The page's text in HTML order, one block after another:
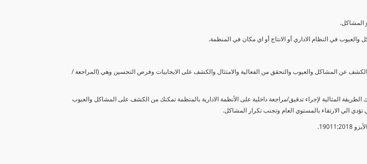
المشاكل.
في النظام الاداري أو الانتاج أو اي مكان في المنظمة.
عن المشاكل والعيوب والتحقق من الفعالية والامتثال والكشف على الايجابيات وفرص التحسين وهي (المراجعة /
المثالية لإجراء تدقيق/مراجعة داخلية على الأنظمة الادارية بالمنظمة تمكنك من الكشف على المشاكل والعيوب
الي الارتقاء بالمستوي العام وتجنب تكرار المشاكل.